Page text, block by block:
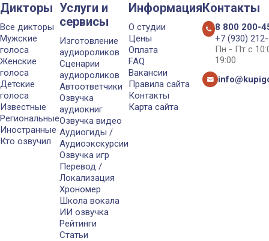
Дикторы
Все дикторы
Мужские
голоса
Женские
голоса
Детские
голоса
Известные
Региональные
Иностранные
Кто озвучил
Услуги и
сервисы
Изготовление
аудиороликов
Сценарии
аудиороликов
Автоответчики
Озвучка
аудиокниг
Озвучка видео
Аудиогиды /
Аудиоэкскурсии
Озвучка игр
Перевод /
Локализация
Хрономер
Школа вокала
ИИ озвучка
Рейтинги
Статьи
Информация
О студии
Цены
Оплата
FAQ
Вакансии
Правила сайта
Контакты
Карта сайта
Контакты
8 800 200-
+7 (930)
Пн - Пт с
19:00